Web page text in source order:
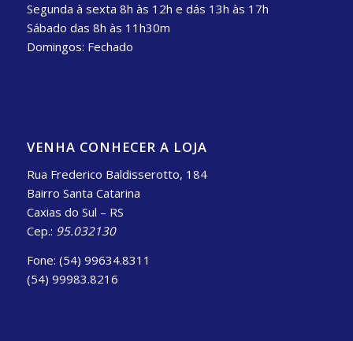
Segunda à sexta 8h às 12h e dás 13h às 17h
Sábado das 8h às 11h30m
Domingos: Fechado
VENHA CONHECER A LOJA
Rua Frederico Baldisserotto, 184
Bairro Santa Catarina
Caxias do Sul – RS
Cep.: 95.032130
Fone: (54) 99634.8311
(54) 99983.8216